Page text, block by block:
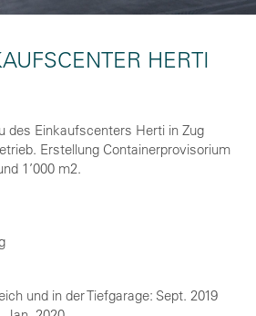
HERTI
des Einkaufscenters Herti in Zug
Erstellung Containerprovisorium
1’000 m2.
und in der Tiefgarage: Sept. 2019